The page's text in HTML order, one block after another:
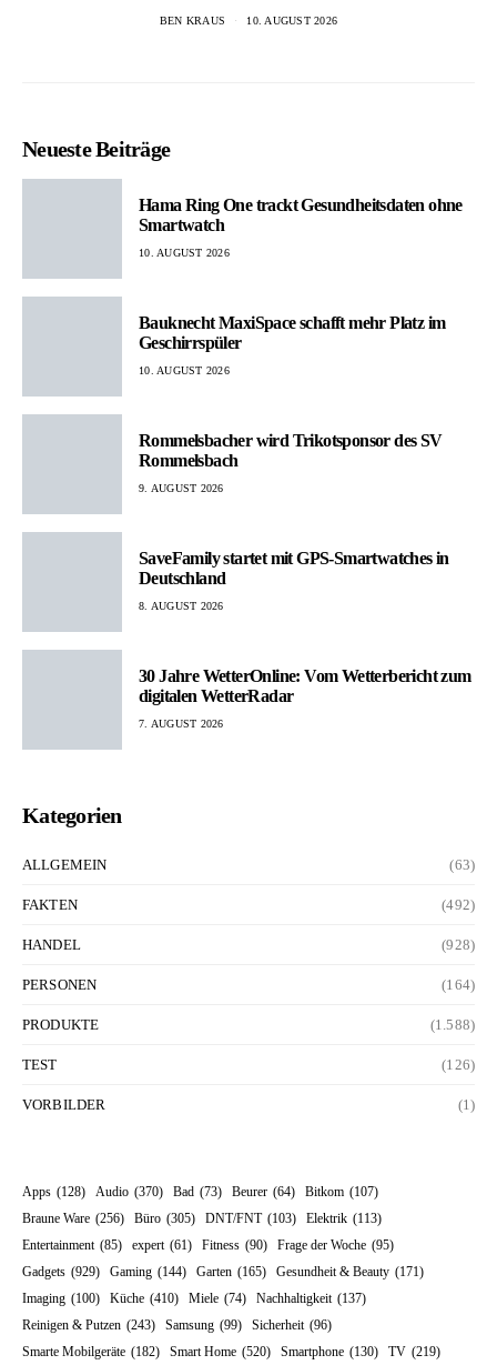
BEN KRAUS 10. AUGUST 2026
Neueste Beiträge
Hama Ring One trackt Gesundheitsdaten ohne
Smartwatch
10. AUGUST 2026
Bauknecht MaxiSpace schafft mehr Platz im
Geschirrspüler
10. AUGUST 2026
Rommelsbacher wird Trikotsponsor des SV
Rommelsbach
9. AUGUST 2026
SaveFamily startet mit GPS-Smartwatches in
Deutschland
8. AUGUST 2026
30 Jahre WetterOnline: Vom Wetterbericht zum
digitalen WetterRadar
7. AUGUST 2026
Kategorien
ALLGEMEIN (63)
FAKTEN (492)
HANDEL (928)
PERSONEN (164)
PRODUKTE (1.588)
TEST (126)
VORBILDER (1)
Apps (128) Audio (370) Bad (73) Beurer (64) Bitkom (107)
Braune Ware (256) Büro (305) DNT/FNT (103) Elektrik (113)
Entertainment (85) expert (61) Fitness (90) Frage der Woche (95)
Gadgets (929) Gaming (144) Garten (165) Gesundheit & Beauty (171)
Imaging (100) Küche (410) Miele (74) Nachhaltigkeit (137)
Reinigen & Putzen (243) Samsung (99) Sicherheit (96)
Smarte Mobilgeräte (182) Smart Home (520) Smartphone (130) TV (219)